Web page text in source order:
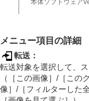
本体ソフトウェア
メニュー項目の詳細
転送 ：
転送対象を選択して、
（
［この画像］ /［この
像］ /［フィルターした